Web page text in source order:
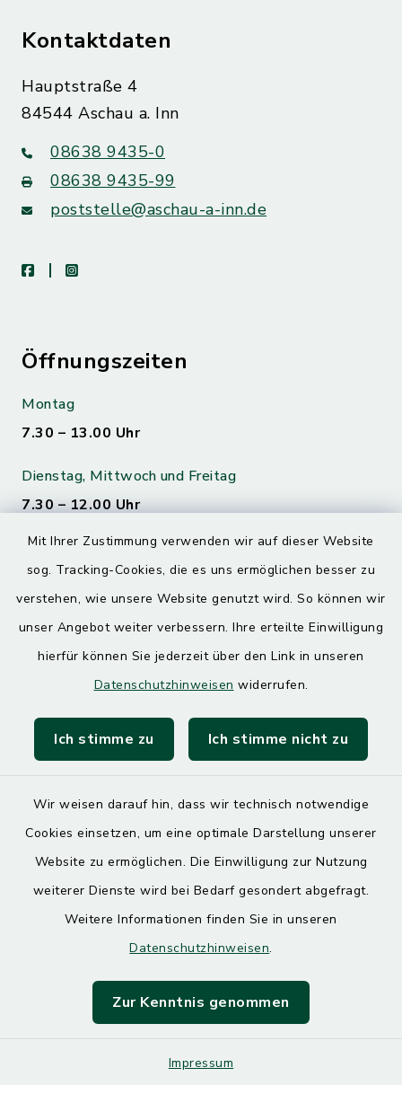
Mit Ihrer Zustimmung verwenden wir auf dieser Website
sog. Tracking-Cookies, die es uns ermöglichen besser zu
verstehen, wie unsere Website genutzt wird. So können wir
unser Angebot weiter verbessern. Ihre erteilte Einwilligung
hierfür können Sie jederzeit über den Link in unseren
Datenschutzhinweisen widerrufen.
Ich stimme zu Ich stimme nicht zu
Wir weisen darauf hin, dass wir technisch notwendige
Cookies einsetzen, um eine optimale Darstellung unserer
Website zu ermöglichen. Die Einwilligung zur Nutzung
weiterer Dienste wird bei Bedarf gesondert abgefragt.
Weitere Informationen finden Sie in unseren
Datenschutzhinweisen.
Zur Kenntnis genommen
Impressum
Kontaktdaten
Hauptstraße 4
84544 Aschau a. Inn
08638 9435-0
08638 9435-99
poststelle@aschau-a-inn.de
facebookinstagram
Öffnungszeiten
Montag
7.30 – 13.00 Uhr
Dienstag, Mittwoch und Freitag
7.30 – 12.00 Uhr
Donnerstag
7.30 – 12.00 Uhr
13.00 – 17.30 Uhr
Quicklinks
SoNNe e. V.
Barrierefreiheit
Impressum
Sitemap